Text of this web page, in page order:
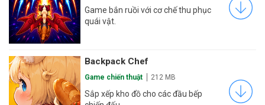
Game bắn ruồi với cơ chế thu phục
quái vật.
Backpack Chef
Game chiến thuật 212 MB
Sắp xếp kho đồ cho các đầu bếp